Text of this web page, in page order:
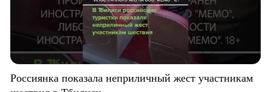
Россиянка показала неприличный жест участникам